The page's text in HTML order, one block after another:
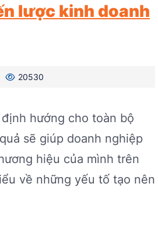
lược kinh doanh
20530
hướng cho toàn bộ
sẽ giúp doanh nghiệp
hiệu của mình trên
về những yếu tố tạo nên